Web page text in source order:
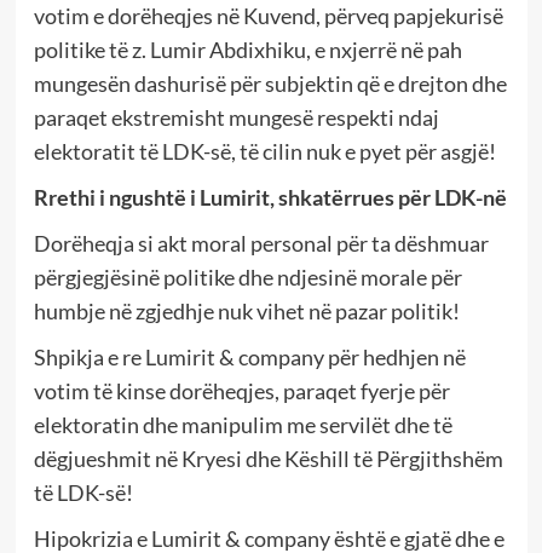
votim e dorëheqjes në Kuvend, përveq papjekurisë
politike të z. Lumir Abdixhiku, e nxjerrë në pah
mungesën dashurisë për subjektin që e drejton dhe
paraqet ekstremisht mungesë respekti ndaj
elektoratit të LDK-së, të cilin nuk e pyet për asgjë!
Rrethi i ngushtë i Lumirit, shkatërrues për LDK-në
Dorëheqja si akt moral personal për ta dëshmuar
përgjegjësinë politike dhe ndjesinë morale për
humbje në zgjedhje nuk vihet në pazar politik!
Shpikja e re Lumirit & company për hedhjen në
votim të kinse dorëheqjes, paraqet fyerje për
elektoratin dhe manipulim me servilët dhe të
dëgjueshmit në Kryesi dhe Këshill të Përgjithshëm
të LDK-së!
Hipokrizia e Lumirit & company është e gjatë dhe e